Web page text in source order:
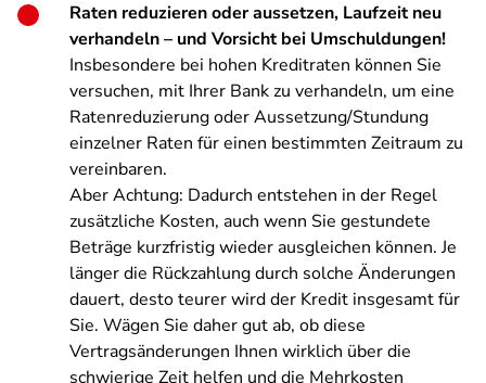
Raten reduzieren oder aussetzen, Laufzeit neu
verhandeln – und Vorsicht bei Umschuldungen!
Insbesondere bei hohen Kreditraten können Sie
versuchen, mit Ihrer Bank zu verhandeln, um eine
Ratenreduzierung oder Aussetzung/Stundung
einzelner Raten für einen bestimmten Zeitraum zu
vereinbaren.
Aber Achtung: Dadurch entstehen in der Regel
zusätzliche Kosten, auch wenn Sie gestundete
Beträge kurzfristig wieder ausgleichen können. Je
länger die Rückzahlung durch solche Änderungen
dauert, desto teurer wird der Kredit insgesamt für
Sie. Wägen Sie daher gut ab, ob diese
Vertragsänderungen Ihnen wirklich über die
schwierige Zeit helfen und die Mehrkosten